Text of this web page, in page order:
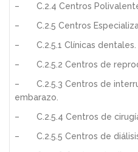
– C.2.4 Centros
– C.2.5 Centros
– C.2.5.1 Clínicas dentales.
– C.2.5.2 Centros de
– C.2.5.3 Centros de
embarazo.
– C.2.5.4 Centros de
– C.2.5.5 Centros de